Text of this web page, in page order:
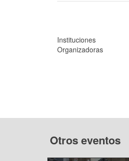
Instituciones
Organizadoras
Otros eventos